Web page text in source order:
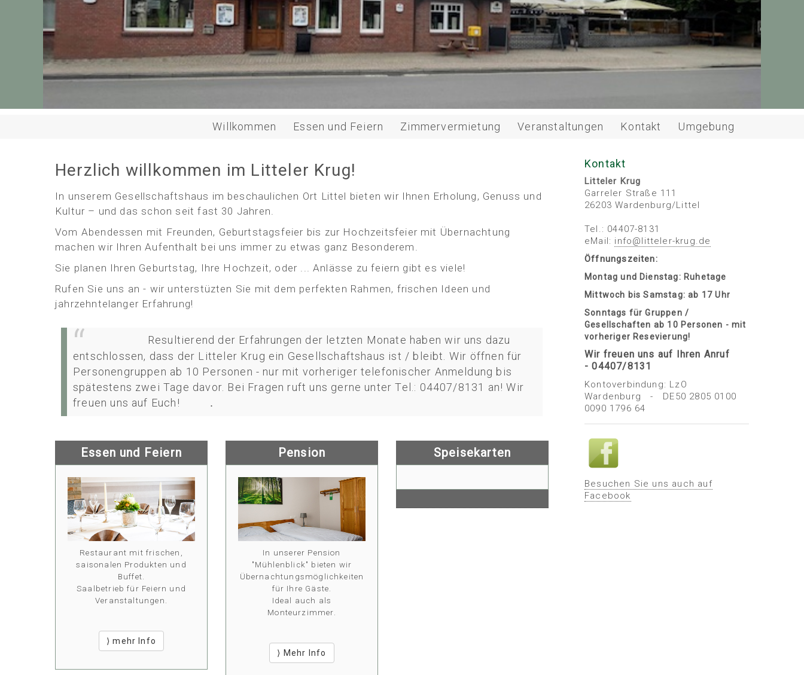
Willkommen Essen und Feiern Zimmervermietung Veranstaltungen Kontakt Umgebung
Herzlich willkommen im Litteler Krug!
In unserem Gesellschaftshaus im beschaulichen Ort Littel bieten wir Ihnen Erholung, Genuss und
Kultur – und das schon seit fast 30 Jahren.
Vom Abendessen mit Freunden, Geburtstagsfeier bis zur Hochzeitsfeier mit Übernachtung
machen wir Ihren Aufenthalt bei uns immer zu etwas ganz Besonderem.
Sie planen Ihren Geburtstag, Ihre Hochzeit, oder ... Anlässe zu feiern gibt es viele!
Rufen Sie uns an - wir unterstüzten Sie mit dem perfekten Rahmen, frischen Ideen und
jahrzehntelanger Erfahrung!
Resultierend der Erfahrungen der letzten Monate haben wir uns dazu
entschlossen, dass der Litteler Krug ein Gesellschaftshaus ist / bleibt. Wir öffnen für
Personengruppen ab 10 Personen - nur mit vorheriger telefonischer Anmeldung bis
spätestens zwei Tage davor. Bei Fragen ruft uns gerne unter Tel.: 04407/8131 an! Wir
freuen uns auf Euch!
.
Essen und Feiern
Restaurant mit frischen,
saisonalen Produkten und
Buffet.
Saalbetrieb für Feiern und
Veranstaltungen.
⟩ mehr Info
Pension
In unserer Pension
"Mühlenblick" bieten wir
Übernachtungsmöglichkeiten
für Ihre Gäste.
Ideal auch als
Monteurzimmer.
⟩ Mehr Info
Speisekarten
Kontakt
Litteler Krug
Garreler Straße 111
26203 Wardenburg/Littel
Tel.: 04407-8131
eMail: info@ litteler-krug. de
Öffnungszeiten:
Montag und Dienstag: Ruhetage
Mittwoch bis Samstag: ab 17 Uhr
Sonntags für Gruppen /
Gesellschaften ab 10 Personen - mit
vorheriger Resevierung!
Wir freuen uns auf Ihren Anruf
- 04407/8131
Kontoverbindung: LzO
Wardenburg - DE50 2805 0100
0090 1796 64
Besuchen Sie uns auch auf
Facebook